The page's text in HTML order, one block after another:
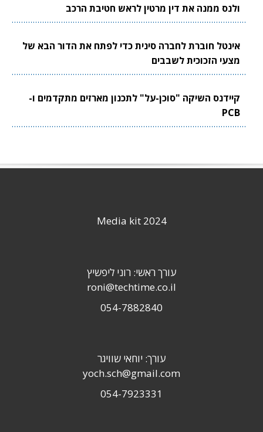
ולנס ממנה את דין מרטין לראש חטיבת הרכב
אינטל חוברת לחברה סינית כדי לפתח את הדור הבא של
מצעי הזכוכית לשבבים
קיידנס השיקה "סוכן-על" לתכנון מארזים מתקדמים ו-
PCB
Media kit 2024
עורך ראשי: רוני ליפשיץ
roni@techtime.co.il
054-7882840
עורך: יוחאי שוויגר
yoch.sch@gmail.com
054-7923331